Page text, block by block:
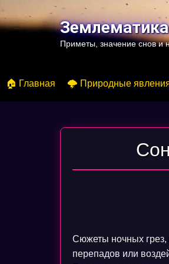
к
содержимомуЗемлематика
Приметы, значение снов и
🏠 Главная 🌩️ Природные
Сюжеты ночных
перепадов или